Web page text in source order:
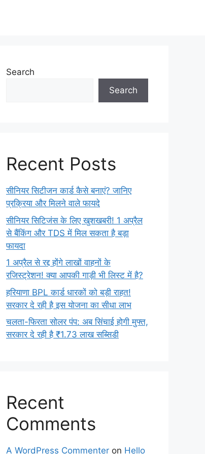
Search
Search
Recent Posts
सीनियर सिटीजन कार्ड कैसे बनाएं? जानिए
प्रक्रिया और मिलने वाले फायदे
सीनियर सिटिजंस के लिए खुशखबरी! 1 अप्रैल
से बैंकिंग और TDS में मिल सकता है बड़ा
फायदा
1 अप्रैल से रद्द होंगे लाखों वाहनों के
रजिस्ट्रेशन! क्या आपकी गाड़ी भी लिस्ट में है?
हरियाणा BPL कार्ड धारकों को बड़ी राहत!
सरकार दे रही है इस योजना का सीधा लाभ
चलता-फिरता सोलर पंप: अब सिंचाई होगी मुफ्त,
सरकार दे रही है ₹1.73 लाख सब्सिडी
Recent
Comments
A WordPress Commenter on Hello